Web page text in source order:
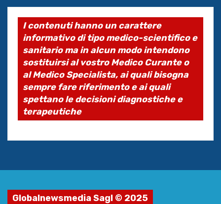
I contenuti hanno un carattere
informativo di tipo medico-scientifico e
sanitario ma in alcun modo intendono
sostituirsi al vostro Medico Curante o
al Medico Specialista, ai quali bisogna
sempre fare riferimento e ai quali
spettano le decisioni diagnostiche e
terapeutiche
Globalnewsmedia Sagl © 2025